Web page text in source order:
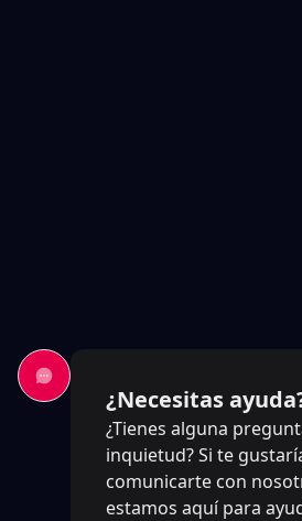
¿Necesitas
¿Tienes alguna
inquietud? Si te
comunicarte con
estamos aquí para